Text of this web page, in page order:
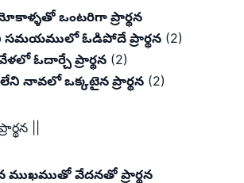
ఒంటరిగా ప్రార్థన
సమయములో ఓడిపోదే ప్రార్థన (2)
ఓదార్చే ప్రార్థన (2)
నావలో ఒక్కటైన ప్రార్థన (2)
||
ముఖముతో వేదనతో ప్రార్థన